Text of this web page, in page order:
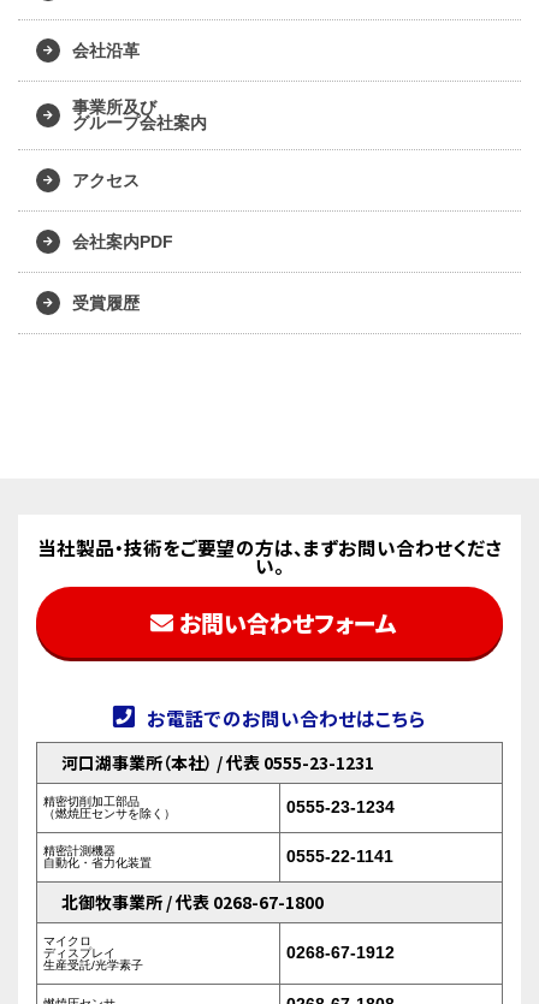
会社沿革
事業所及び
グループ会社案内
アクセス
会社案内PDF
受賞履歴
当社製品・技術をご要望の方は、まずお問い合わせくださ
い。
お問い合わせフォーム
お電話でのお問い合わせはこちら
河口湖事業所（本社） / 代表 0555-23-1231
精密切削加工部品
（燃焼圧センサを除く）
0555-23-1234
精密計測機器
自動化・省力化装置
0555-22-1141
北御牧事業所 / 代表 0268-67-1800
マイクロ
ディスプレイ
生産受託/光学素子
0268-67-1912